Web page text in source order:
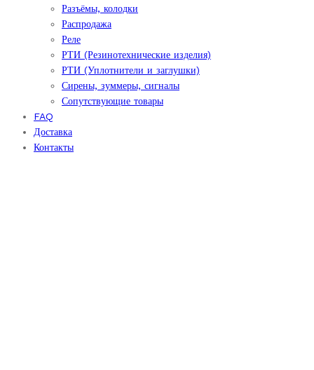
Разъёмы, колодки
Распродажа
Реле
РТИ (Резинотехнические изделия)
РТИ (Уплотнители и заглушки)
Сирены, зуммеры, сигналы
Сопутствующие товары
FAQ
Доставка
Контакты